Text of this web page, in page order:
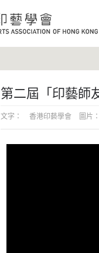
第二屆「印藝師
文字： 香港印藝學會 圖片：